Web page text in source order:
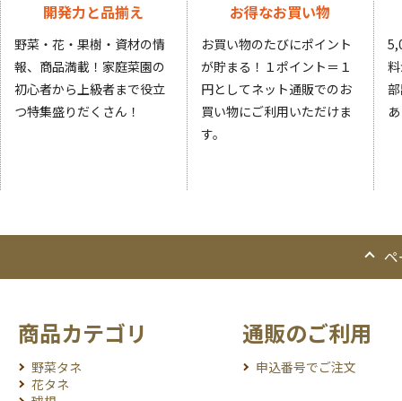
開発力と品揃え
野菜・花・果樹・資材の情
報、商品満載！家庭菜園の
初心者から上級者まで役立
つ特集盛りだくさん！
お得なお買い物
お買い物のたびにポイント
が貯まる！１ポイント＝１
円としてネット通販でのお
買い物にご利用いただけま
す。
商品カテゴリ
野菜タネ
花タネ
通販のご利用
申込番号でご注文